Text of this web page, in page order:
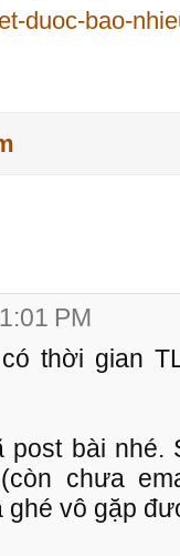
duoc-bao-
PM
thời gian
post bài nhé.
chưa
ghé vô gặp